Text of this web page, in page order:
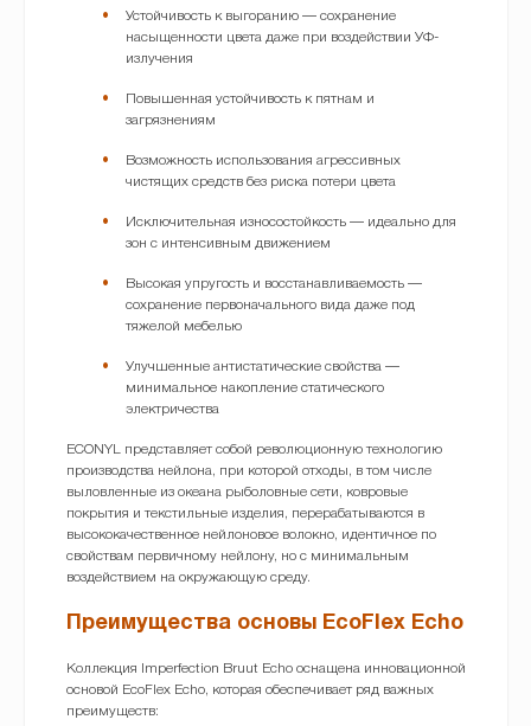
Устойчивость к выгоранию — сохранение
насыщенности цвета даже при воздействии УФ-
излучения
Повышенная устойчивость к пятнам и
загрязнениям
Возможность использования агрессивных
чистящих средств без риска потери цвета
Исключительная износостойкость — идеально для
зон с интенсивным движением
Высокая упругость и восстанавливаемость —
сохранение первоначального вида даже под
тяжелой мебелью
Улучшенные антистатические свойства —
минимальное накопление статического
электричества
ECONYL представляет собой революционную технологию
производства нейлона, при которой отходы, в том числе
выловленные из океана рыболовные сети, ковровые
покрытия и текстильные изделия, перерабатываются в
высококачественное нейлоновое волокно, идентичное по
свойствам первичному нейлону, но с минимальным
воздействием на окружающую среду.
Преимущества основы EcoFlex Echo
Коллекция Imperfection Bruut Echo оснащена инновационной
основой EcoFlex Echo, которая обеспечивает ряд важных
преимуществ: